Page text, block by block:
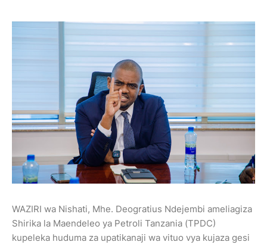
WAZIRI wa Nishati, Mhe. Deogratius Ndejembi ameliagiza
Shirika la Maendeleo ya Petroli Tanzania (TPDC)
kupeleka huduma za upatikanaji wa vituo vya kujaza gesi